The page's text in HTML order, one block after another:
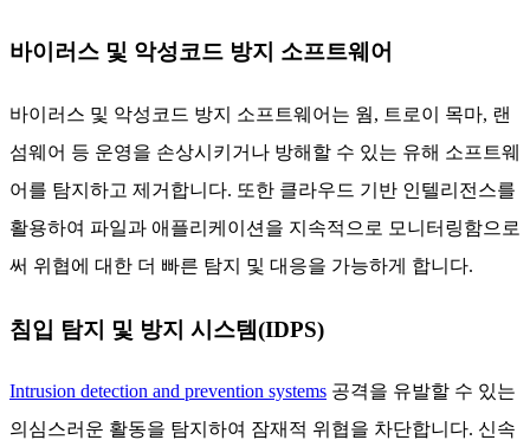
바이러스 및 악성코드 방지 소프트웨어
바이러스 및 악성코드 방지 소프트웨어는 웜, 트로이 목마, 랜
섬웨어 등 운영을 손상시키거나 방해할 수 있는 유해 소프트웨
어를 탐지하고 제거합니다. 또한 클라우드 기반 인텔리전스를
활용하여 파일과 애플리케이션을 지속적으로 모니터링함으로
써 위협에 대한 더 빠른 탐지 및 대응을 가능하게 합니다.
침입 탐지 및 방지 시스템(IDPS)
Intrusion detection and prevention systems 공격을 유발할 수 있는
의심스러운 활동을 탐지하여 잠재적 위협을 차단합니다. 신속